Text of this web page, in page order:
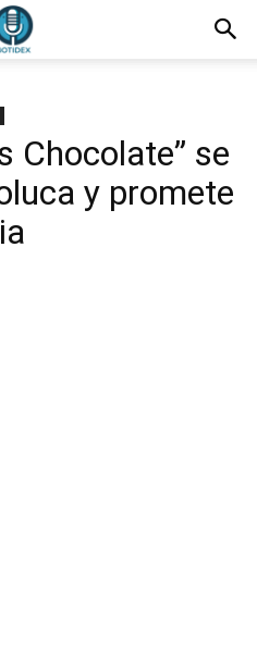
Chocolate” se
y promete